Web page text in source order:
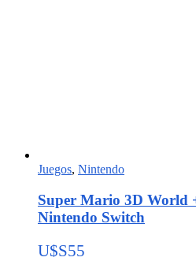
Juegos, Nintendo
Super Mario 3D World
Nintendo Switch
U$S55